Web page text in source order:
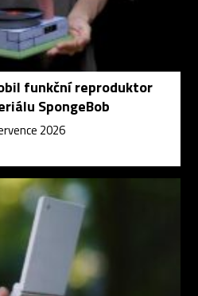
funkční reproduktor
SpongeBob
2026